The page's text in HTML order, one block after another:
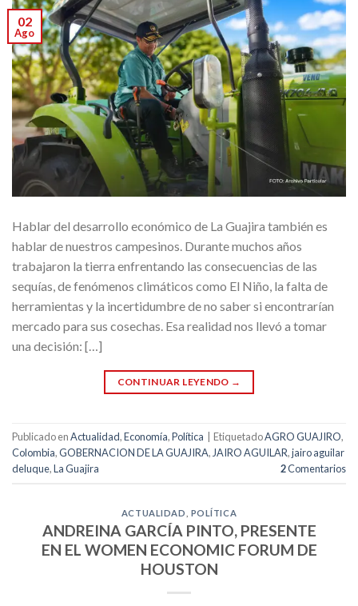
02
Ago
Hablar del desarrollo económico de La Guajira también es
hablar de nuestros campesinos. Durante muchos años
trabajaron la tierra enfrentando las consecuencias de las
sequías, de fenómenos climáticos como El Niño, la falta de
herramientas y la incertidumbre de no saber si encontrarían
mercado para sus cosechas. Esa realidad nos llevó a tomar
una decisión: […]
CONTINUAR LEYENDO →
Publicado enActualidad,Economía,Política EtiquetadoAGRO GUAJIRO,
Colombia,GOBERNACION DE LA GUAJIRA, JAIRO AGUILAR,jairo aguilar
deluque,La Guajira 2Comentarios
ACTUALIDAD POLÍTICA
ANDREINA GARCÍA PINTO, PRESENTE
EN EL WOMEN ECONOMIC FORUM DE
HOUSTON